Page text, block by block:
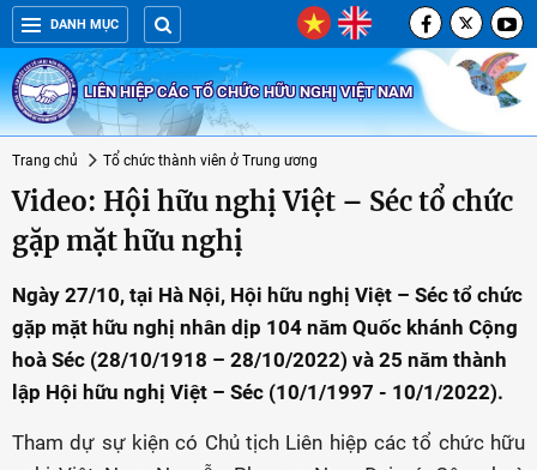
DANH MỤC
LIÊN HIỆP CÁC TỔ CHỨC HỮU NGHỊ VIỆT NAM
Trang chủ Tổ chức thành viên ở Trung ương
Video: Hội hữu nghị Việt – Séc tổ chức
gặp mặt hữu nghị
Ngày 27/10, tại Hà Nội, Hội hữu nghị Việt – Séc tổ chức
gặp mặt hữu nghị nhân dịp 104 năm Quốc khánh Cộng
hoà Séc (28/10/1918 – 28/10/2022) và 25 năm thành
lập Hội hữu nghị Việt – Séc (10/1/1997 - 10/1/2022).
Tham dự sự kiện có Chủ tịch Liên hiệp các tổ chức hữu